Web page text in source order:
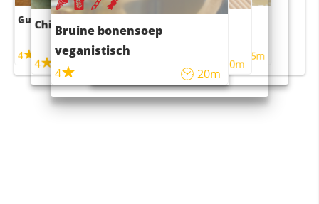
Guacamole
4
Chili con carne
4 45m
Bruine bonensoep
veganistisch
4
20m
Sushi rijstsalade
maaltijdsalade
40m
4 55m